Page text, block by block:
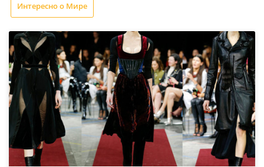
Интересно о Мире